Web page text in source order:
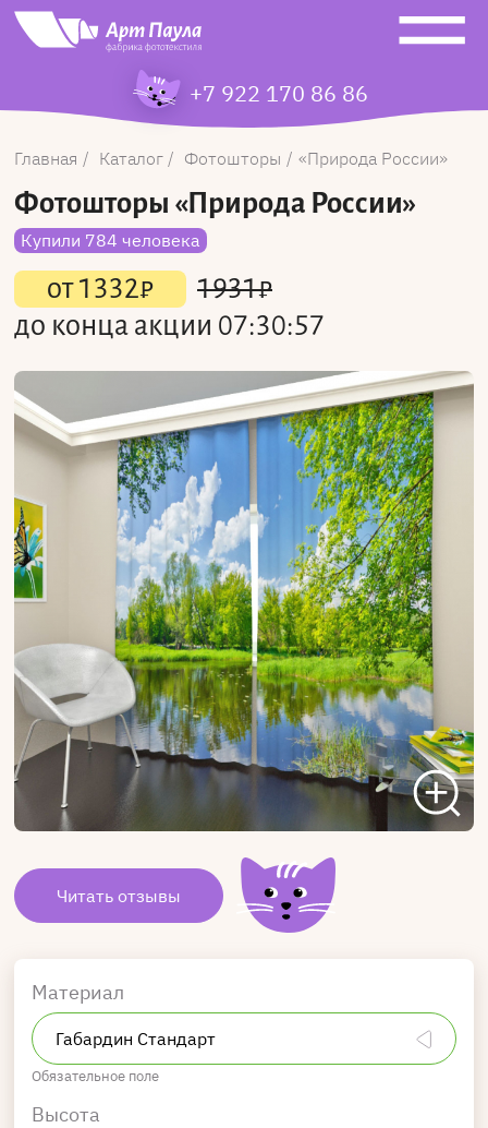
+7 922 170 86 86
Главная Каталог Фотошторы Природа России
Фотошторы «Природа России»
Купили 784 человека
от1332₽ 1931₽
до конца акции 07:30:57
Читать отзывы
Материал
Обязательное поле
Высота